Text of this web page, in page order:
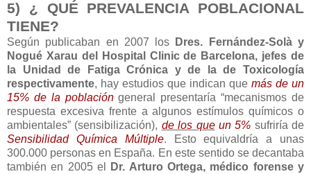
5) ¿ QUÉ PREVALENCIA POBLACIONAL
TIENE?
Según publicaban en 2007 los
Dres. Fernández-Solà y
Nogué Xarau del Hospital Clinic de Barcelona, jefes de
la Unidad de Fatiga Crónica y de la de Toxicología
respectivamente, hay estudios que indican que más de un
15% de la poblacióngeneral presentaría “mecanismos de
respuesta excesiva frente a algunos estímulos químicos o
ambientales” (sensibilización), de los que un 5% sufriría de
Sensibilidad Química Múltiple. Esto equivaldría a unas
300.000 personas en España. En este sentido se decantaba
también en 2005 el
Dr. Arturo Ortega, médico forense y